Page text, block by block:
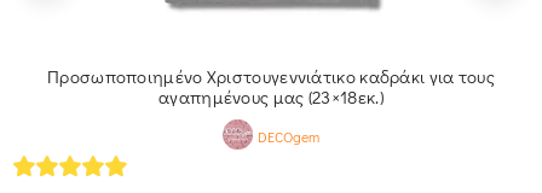
Προσωποποιημένο Χριστουγεννιάτικο καδράκι για τους
αγαπημένους μας (23×18εκ.)
DECOgem